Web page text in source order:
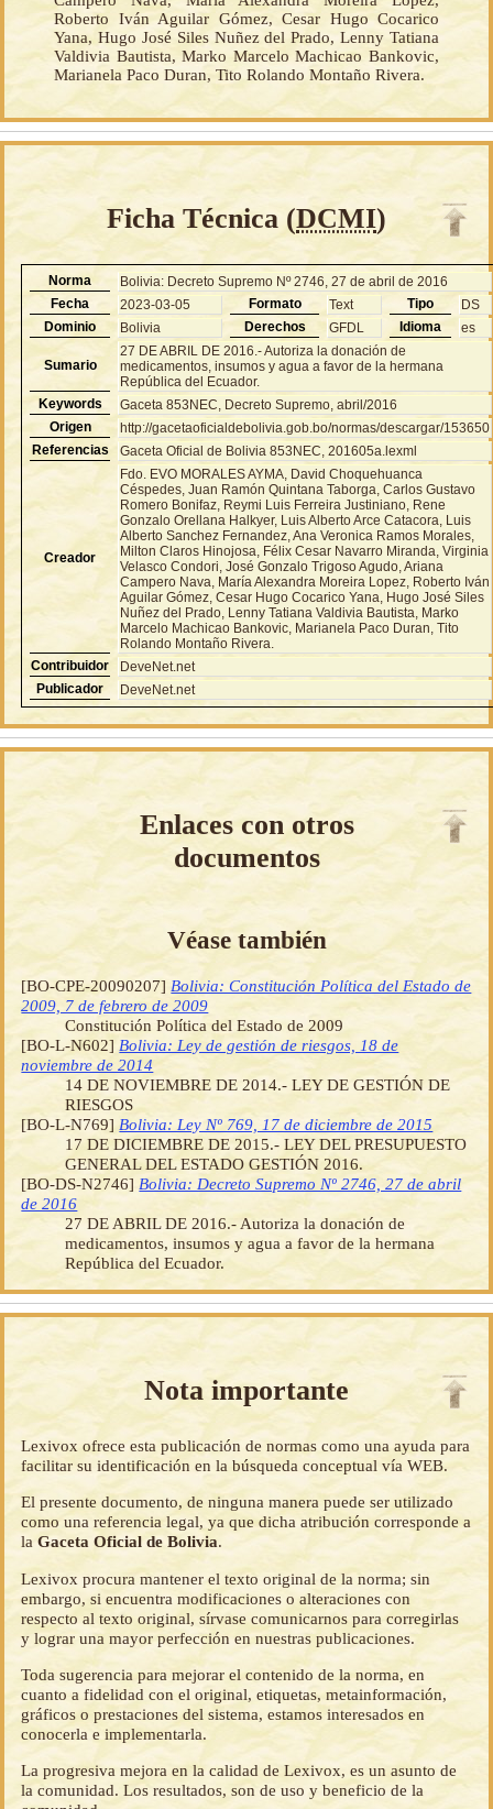
Roberto Iván Aguilar Gómez, Cesar Hugo Cocarico
Yana, Hugo José Siles Nuñez del Prado, Lenny Tatiana
Valdivia Bautista, Marko Marcelo Machicao Bankovic,
Marianela Paco Duran, Tito Rolando Montaño Rivera.
Ficha Técnica (DCMI)
Norma
Bolivia: Decreto Supremo Nº 2746, 27 de abril de 2016
Fecha
2023-03-05 Formato Text Tipo
DS
Dominio
Bolivia Derechos GFDL Idioma es
Sumario
27 DE ABRIL DE 2016.- Autoriza la donación de
medicamentos, insumos y agua a favor de la hermana
República del Ecuador.
Keywords
Gaceta 853NEC, Decreto Supremo, abril/2016
Origen
http://gacetaoficialdebolivia.gob.bo/normas/descargar/153650
Referencias
Gaceta Oficial de Bolivia 853NEC, 201605a.lexml
Creador
Fdo. EVO MORALES AYMA, David Choquehuanca
Céspedes, Juan Ramón Quintana Taborga, Carlos Gustavo
Romero Bonifaz, Reymi Luis Ferreira Justiniano, Rene
Gonzalo Orellana Halkyer, Luis Alberto Arce Catacora, Luis
Alberto Sanchez Fernandez, Ana Veronica Ramos Morales,
Milton Claros Hinojosa, Félix Cesar Navarro Miranda, Virginia
Velasco Condori, José Gonzalo Trigoso Agudo, Ariana
Campero Nava, María Alexandra Moreira Lopez, Roberto Iván
Aguilar Gómez, Cesar Hugo Cocarico Yana, Hugo José Siles
Nuñez del Prado, Lenny Tatiana Valdivia Bautista, Marko
Marcelo Machicao Bankovic, Marianela Paco Duran, Tito
Rolando Montaño Rivera.
Contribuidor
DeveNet.net
Publicador
DeveNet.net
Enlaces con otros
documentos
Véase también
[BO-CPE-20090207] Bolivia: Constitución Política del Estado de
2009, 7 de febrero de 2009
Constitución Política del Estado de 2009
[BO-L-N602] Bolivia: Ley de gestión de riesgos, 18 de
noviembre de 2014
14 DE NOVIEMBRE DE 2014.- LEY DE GESTIÓN DE
RIESGOS
[BO-L-N769] Bolivia: Ley Nº 769, 17 de diciembre de 2015
17 DE DICIEMBRE DE 2015.- LEY DEL PRESUPUESTO
GENERAL DEL ESTADO GESTIÓN 2016.
[BO-DS-N2746] Bolivia: Decreto Supremo Nº 2746, 27 de abril
de 2016
27 DE ABRIL DE 2016.- Autoriza la donación de
medicamentos, insumos y agua a favor de la hermana
República del Ecuador.
Nota importante
Lexivox ofrece esta publicación de normas como una ayuda para
facilitar su identificación en la búsqueda conceptual vía WEB.
El presente documento, de ninguna manera puede ser utilizado
como una referencia legal, ya que dicha atribución corresponde a
laGaceta Oficial de Bolivia.
Lexivox procura mantener el texto original de la norma; sin
embargo, si encuentra modificaciones o alteraciones con
respecto al texto original, sírvase comunicarnos para corregirlas
y lograr una mayor perfección en nuestras publicaciones.
Toda sugerencia para mejorar el contenido de la norma, en
cuanto a fidelidad con el original, etiquetas, metainformación,
gráficos o prestaciones del sistema, estamos interesados en
conocerla e implementarla.
La progresiva mejora en la calidad de Lexivox, es un asunto de
la comunidad. Los resultados, son de uso y beneficio de la